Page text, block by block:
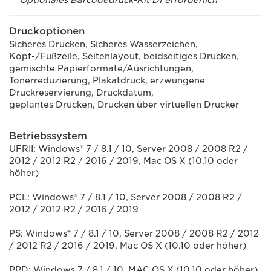
Druckoptionen
Sicheres Drucken, Sicheres Wasserzeichen,
Kopf-/Fußzeile, Seitenlayout, beidseitiges Drucken,
gemischte Papierformate/Ausrichtungen,
Tonerreduzierung, Plakatdruck, erzwungene
Druckreservierung, Druckdatum,
geplantes Drucken, Drucken über virtuellen Drucker
Betriebssystem
UFRII: Windows® 7 / 8.1 / 10, Server 2008 / 2008 R2 /
2012 / 2012 R2 / 2016 / 2019, Mac OS X (10.10 oder
höher)
PCL: Windows® 7 / 8.1 / 10, Server 2008 / 2008 R2 /
2012 / 2012 R2 / 2016 / 2019
PS: Windows® 7 / 8.1 / 10, Server 2008 / 2008 R2 / 2012
/ 2012 R2 / 2016 / 2019, Mac OS X (10.10 oder höher)